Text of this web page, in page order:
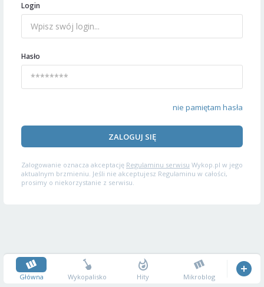
Login
Hasło
nie pamiętam hasła
ZALOGUJ SIĘ
Zalogowanie oznacza akceptację Regulaminu serwisu Wykop.pl w jego
aktualnym brzmieniu. Jeśli nie akceptujesz Regulaminu w całości,
prosimy o niekorzystanie z serwisu.
Główna Wykopalisko Hity Mikroblog